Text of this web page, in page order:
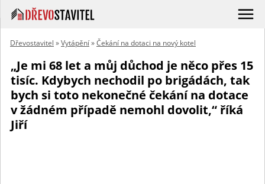
Dřevostavitel »Vytápění»Čekání na dotaci na nový kotel
„Je mi 68 let a můj důchod je něco přes 15
tisíc. Kdybych nechodil po brigádách, tak
bych si toto nekonečné čekání na dotace
v žádném případě nemohl dovolit,“ říká
Jiří